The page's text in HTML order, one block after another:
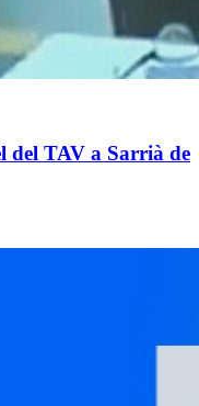
del TAV a Sarrià de